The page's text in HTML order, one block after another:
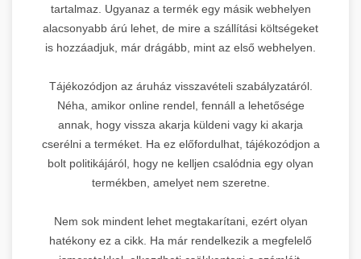
tartalmaz. Ugyanaz a termék egy másik webhelyen
alacsonyabb árú lehet, de mire a szállítási költségeket
is hozzáadjuk, már drágább, mint az első webhelyen.
Tájékozódjon az áruház visszavételi szabályzatáról.
Néha, amikor online rendel, fennáll a lehetősége
annak, hogy vissza akarja küldeni vagy ki akarja
cserélni a terméket. Ha ez előfordulhat, tájékozódjon a
bolt politikájáról, hogy ne kelljen csalódnia egy olyan
termékben, amelyet nem szeretne.
Nem sok mindent lehet megtakarítani, ezért olyan
hatékony ez a cikk. Ha már rendelkezik a megfelelő